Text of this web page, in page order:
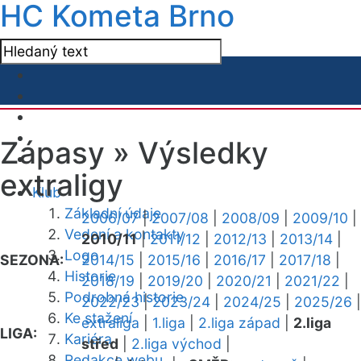
HC Kometa Brno
Klub
Základní údaje
Vedení a kontakty
Logo
Historie
Podrobná historie
Ke stažení
Kariéra
Zápasy » Výsledky
extraligy
SEZONA:
2006/07|2007/08 2008/09 2009/10
2010/11|2011/12 2012/13 2013/14
2014/15
2015/16 2016/17 2017/18
2018/19
2019/20 2020/21 2021/22
2022/23|2023/24 2024/25 2025/26
LIGA:
extraliga 1.liga 2.liga západ
2.liga
střed
2.liga východ